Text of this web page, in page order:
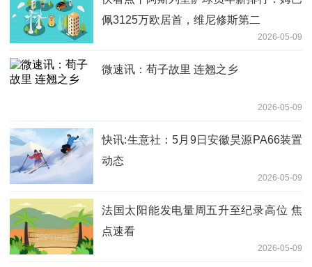
佩3125万欧居首，维尼修斯第二
2026-05-09
微速讯：荀子故里 连翘之乡
2026-05-09
快讯:生意社：5月9日安徽昊源PA66装置
动态
2026-05-09
法国太阳能发电量周五升至纪录高位 焦
点速看
2026-05-09